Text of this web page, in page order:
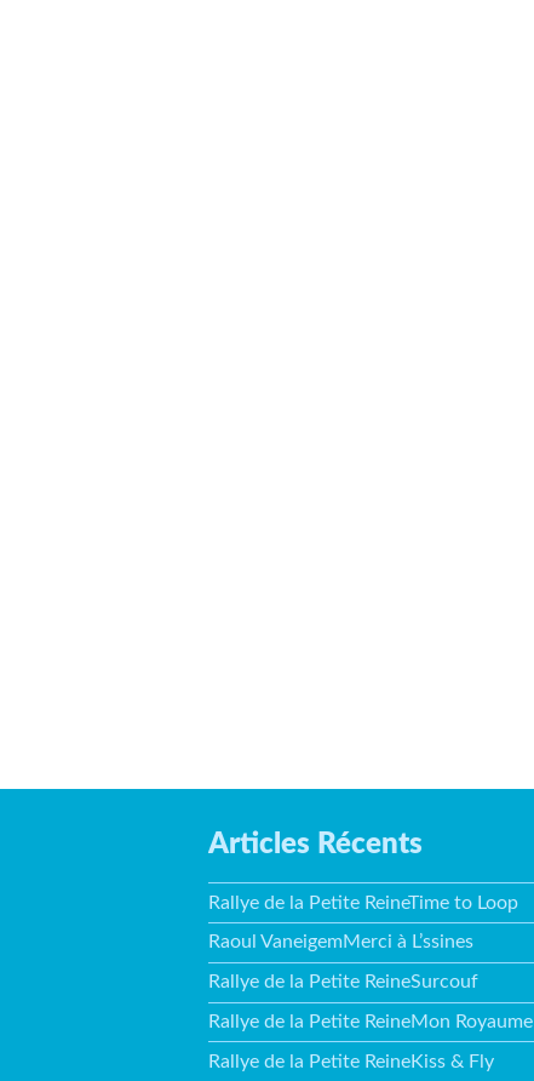
Articles Récents
Rallye de la Petite ReineTime to Loop
Raoul VaneigemMerci à L’ssines
Rallye de la Petite ReineSurcouf
Rallye de la Petite ReineMon Royaume
Rallye de la Petite ReineKiss & Fly